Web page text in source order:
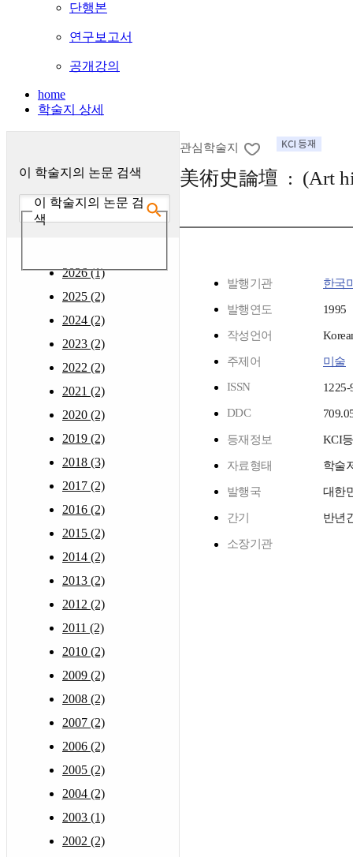
단행본
연구보고서
공개강의
home
학술지 상세
이 학술지의 논문 검색
이 학술지의 논문 검
색
2026 (1)
2025 (2)
2024 (2)
2023 (2)
2022 (2)
2021 (2)
2020 (2)
2019 (2)
2018 (3)
2017 (2)
2016 (2)
2015 (2)
2014 (2)
2013 (2)
2012 (2)
2011 (2)
2010 (2)
2009 (2)
2008 (2)
2007 (2)
2006 (2)
2005 (2)
2004 (2)
2003 (1)
2002 (2)
관심학술지
美術史論壇 : (Art
발행기관 한국
발행연도 1995
작성언어
주제어
미술
ISSN
1225-
DDC
등재정보 KCI
자료형태 학술
발행국 대한
간기 반년
소장기관